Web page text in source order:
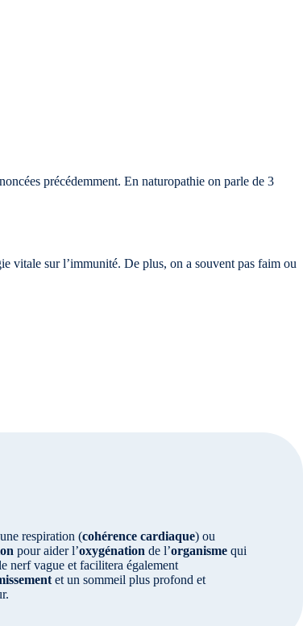
précédemment. En naturopathie on parle de 3
vitale sur l’immunité. De plus, on a souvent pas faim ou
respiration (cohérence cardiaque) ou
pour aider l’oxygénation de l’organismequi
nerf vague et facilitera également
et un sommeil plus profond et